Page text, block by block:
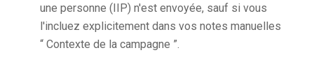
une personne (IIP) n'est envoyée, sauf si vous
l'incluez explicitement dans vos notes manuelles
“ Contexte de la campagne ”.